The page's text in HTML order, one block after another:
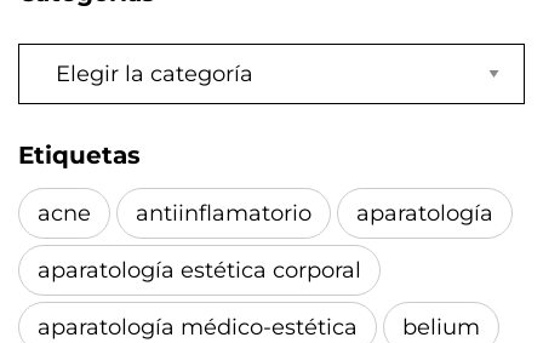
Categorías
Etiquetas
acne antiinflamatorio aparatología
aparatología estética corporal
aparatología médico-estética belium